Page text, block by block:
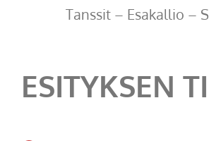
Tanssit – Esakallio –
ESITYKSEN